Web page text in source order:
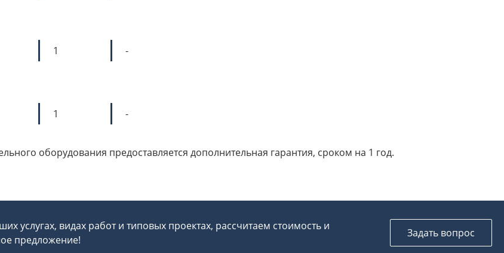
1 -
1 -
оборудования предоставляется дополнительная гарантия, сроком на 1 год.
услугах, видах работ и типовых проектах, рассчитаем стоимость и
предложение!
Задать вопрос